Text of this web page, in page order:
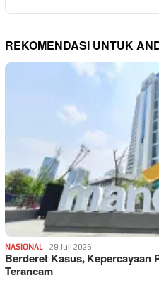
REKOMENDASI UNTUK
NASIONAL 29 Juli 2026
Berderet Kasus, Kepercayaan
Terancam